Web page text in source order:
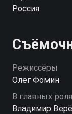
«Карпаты» вы
Россия
Режиссёры
Олег Фомин
В главных
Владимир